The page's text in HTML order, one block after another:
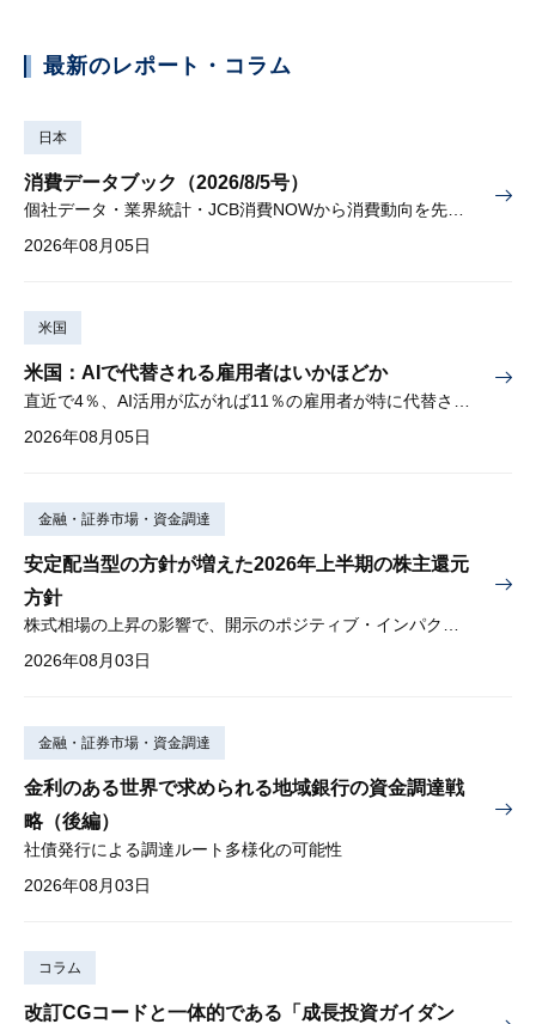
最新のレポート・コラム
日本
消費データブック（2026/8/5号）
個社データ・業界統計・JCB消費NOWから消費動向を先取り
2026年08月05日
米国
米国：AIで代替される雇用者はいかほどか
2026年08月05日
金融・証券市場・資金調達
安定配当型の方針が増えた2026年上半期の株主還元
方針
株式相場の上昇の影響で、開示のポジティブ・インパクトは低下
2026年08月03日
金融・証券市場・資金調達
金利のある世界で求められる地域銀行の資金調達戦
略（後編）
社債発行による調達ルート多様化の可能性
2026年08月03日
コラム
改訂CGコードと一体的である「成長投資ガイダン